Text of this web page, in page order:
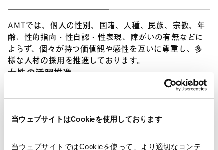
当ウェブサイトはCookieを使用しております
当ウェブサイトではCookieを使って、より適切なコンテ
AMTでは、個人の性別、国籍、人種、民族、宗教、年
齢、性的指向・性自認・性表現、障がいの有無などに
よらず、個々が持つ価値観や感性を互いに尊重し、多
様な人材の採用を推進しております。
女性の活躍推進
性の活躍を推進するため、次のような施策を講じてお